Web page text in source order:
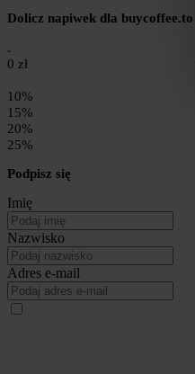
Dolicz napiwek dla buycoffee.to
0 zł
10%
15%
20%
25%
Podpisz się
Imię
Nazwisko
Adres e-mail